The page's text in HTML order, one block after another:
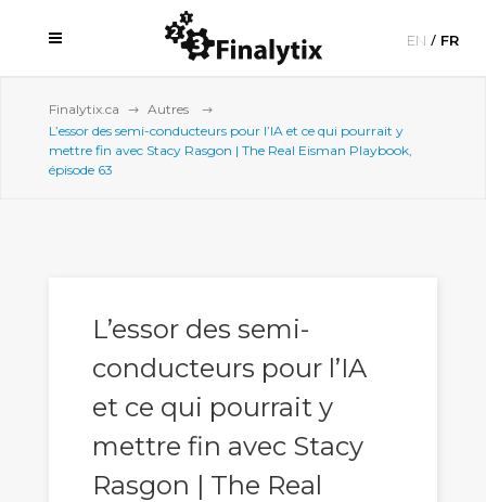
EN FR
Finalytix.ca
Autres
L’essor des semi-conducteurs pour l’IA et ce qui pourrait y
mettre fin avec Stacy Rasgon | The Real Eisman Playbook,
épisode 63
L’essor des semi-
conducteurs pour l’IA
et ce qui pourrait y
mettre fin avec Stacy
Rasgon | The Real